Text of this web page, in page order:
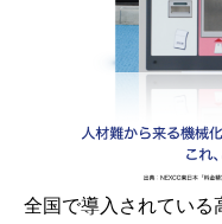
全国で導入されている